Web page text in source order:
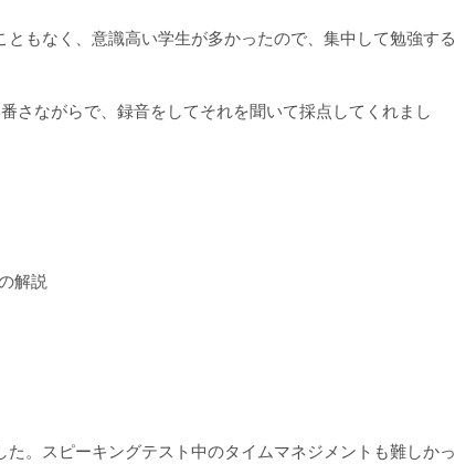
もなく、意識高い学生が多かったので、集中して勉強する
さながらで、録音をしてそれを聞いて採点してくれまし
解説
。スピーキングテスト中のタイムマネジメントも難しかっ